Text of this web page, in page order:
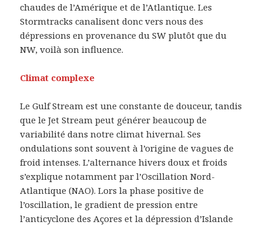
chaudes de l’Amérique et de l’Atlantique. Les
Stormtracks canalisent donc vers nous des
dépressions en provenance du SW plutôt que du
NW, voilà son influence.
Climat complexe
Le Gulf Stream est une constante de douceur, tandis
que le Jet Stream peut générer beaucoup de
variabilité dans notre climat hivernal. Ses
ondulations sont souvent à l’origine de vagues de
froid intenses. L’alternance hivers doux et froids
s’explique notamment par l’Oscillation Nord-
Atlantique (NAO). Lors la phase positive de
l’oscillation, le gradient de pression entre
l’anticyclone des Açores et la dépression d’Islande